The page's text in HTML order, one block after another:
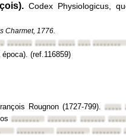
Codex Physiologicus,
Charmet, 1776.
••••••••••••••••••••••••••••••••••••••••
(ref.116859)
Rougnon (1727-799).
•••••••• •••••••• ••••••••
•••••••• •••••••• ••••••••